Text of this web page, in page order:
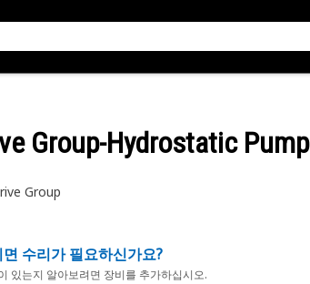
Group-Hydrostatic Pump
Group
수리가 필요하신가요?
있는지 알아보려면 장비를 추가하십시오.